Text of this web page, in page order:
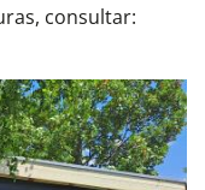
consultar: